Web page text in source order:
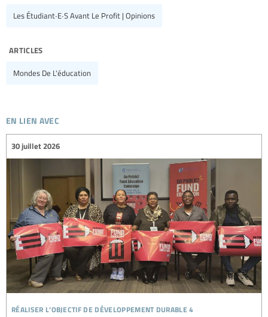
Les Étudiant∙e∙s Avant Le Profit | Opinions
articles
Mondes De L'éducation
en lien avec
réaliser l’objectif de développement durable 4
30 juillet 2026